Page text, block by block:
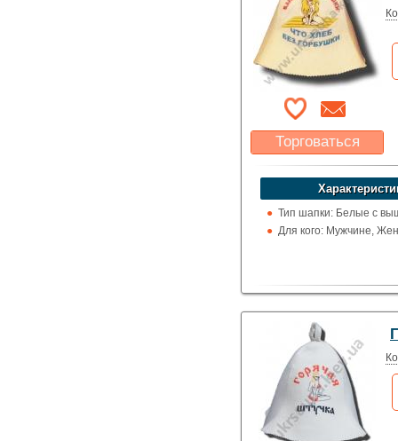
Торговаться
Какая цена Вас
устроит?
Указать цену
Тип шапки: Белые с
Для кого: Мужчине,